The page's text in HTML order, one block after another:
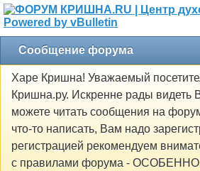
Сообщение форума
Харе Кришна! Уважаемый
Кришна.ру. Искренне рады видеть
можете читать сообщения на
что-то написать, Вам надо
регистрацией рекомендуем
с правилами форума -